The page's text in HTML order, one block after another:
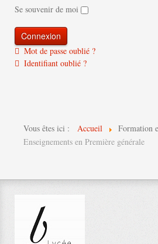
Se souvenir de moi
Mot de passe oublié ?
Identifiant oublié ?
Vous êtes ici : Accueil
Formation
Enseignements en Première générale